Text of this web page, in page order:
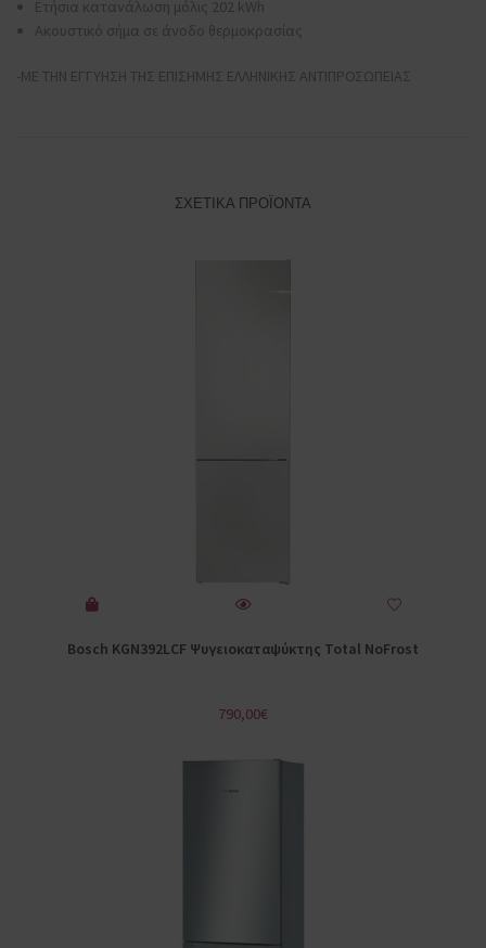
Ετήσια κατανάλωση μόλις 202 kWh
Ακουστικό σήμα σε άνοδο θερμοκρασίας
-ΜΕ ΤΗΝ ΕΓΓΥΗΣΗ ΤΗΣ ΕΠΙΣΗΜΗΣ ΕΛΛΗΝΙΚΗΣ ΑΝΤΙΠΡΟΣΩΠΕΙΑΣ
ΣΧΕΤΙΚΆ ΠΡΟΪΌΝΤΑ
Bosch KGN392LCF Ψυγειοκαταψύκτης Total NoFrost
790,00€